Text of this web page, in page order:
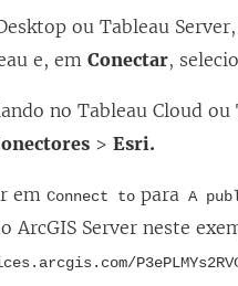
ou Tableau
e, emConectar,
no Tableau Cloud
>Esri.
emConnect to para A
ArcGIS Server neste